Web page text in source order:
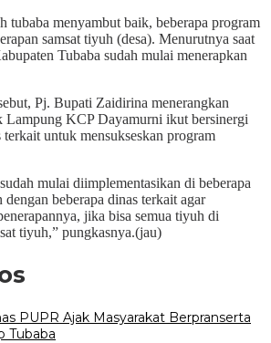
tubaba menyambut baik, beberapa program
samsat tiyuh (desa). Menurutnya saat
Tubaba sudah mulai menerapkan
Pj. Bupati Zaidirina menerangkan
Lampung KCP Dayamurni ikut bersinergi
terkait untuk mensukseskan program
mulai diimplementasikan di beberapa
beberapa dinas terkait agar
jika bisa semua tiyuh di
tiyuh,” pungkasnya.(jau)
PUPR Ajak Masyarakat Berpranserta
Tubaba